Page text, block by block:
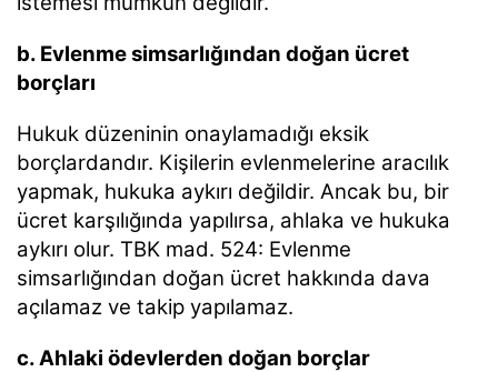
b. Evlenme simsarlığından doğan ücret
borçları
Hukuk düzeninin onaylamadığı eksik
borçlardandır. Kişilerin evlenmelerine aracılık
yapmak, hukuka aykırı değildir. Ancak bu, bir
ücret karşılığında yapılırsa, ahlaka ve hukuka
aykırı olur. TBK mad. 524: Evlenme
simsarlığından doğan ücret hakkında dava
açılamaz ve takip yapılamaz.
c. Ahlaki ödevlerden doğan borçlar